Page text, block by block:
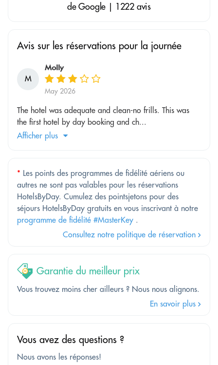
de Google | 1222 avis
Avis sur les réservations pour la journée
M
Molly
May 2026
The hotel was adequate and clean-no frills. This was
the first hotel by day booking and ch...
Afficher plus
* Les points des programmes de fidélité aériens ou
autres ne sont pas valables pour les réservations
HotelsByDay. Cumulez des pointsjetons pour des
séjours HotelsByDay gratuits en vous inscrivant à notre
programme de fidélité #MasterKey .
Consultez notre politique de réservation
Garantie du meilleur prix
Vous trouvez moins cher ailleurs ? Nous nous alignons.
En savoir plus
Vous avez des questions ?
Nous avons les réponses!